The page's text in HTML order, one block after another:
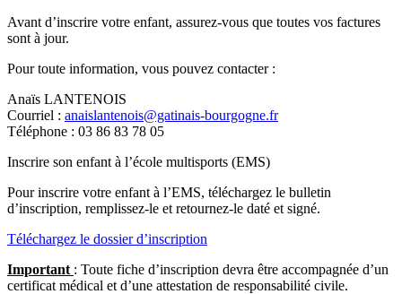
Avant d’inscrire votre enfant, assurez-vous que toutes vos factures
sont à jour.
Pour toute information, vous pouvez contacter :
Anaïs LANTENOIS
Courriel : anaislantenois@gatinais-bourgogne.fr
Téléphone : 03 86 83 78 05
Inscrire son enfant à l’école multisports (EMS)
Pour inscrire votre enfant à l’EMS, téléchargez le bulletin
d’inscription, remplissez-le et retournez-le daté et signé.
Téléchargez le dossier d’inscription
Important : Toute fiche d’inscription devra être accompagnée d’un
certificat médical et d’une attestation de responsabilité civile.